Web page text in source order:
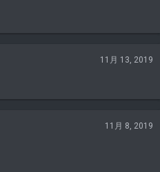
11月 13, 2019
11月 8, 2019